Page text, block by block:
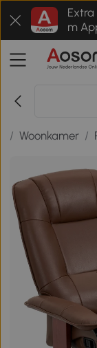
Extra
m
/ Woonkamer /